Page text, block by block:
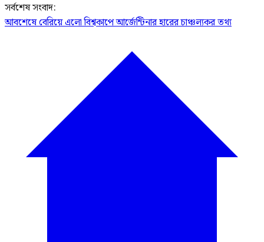
সর্বশেষ সংবাদ:
আবশেষে বেরিয়ে এলো বিশ্বকাপে আর্জেন্টিনার হারের চাঞ্চল্যকর তথ্য